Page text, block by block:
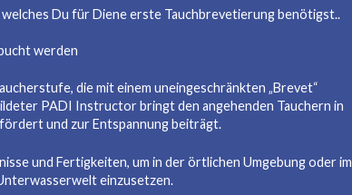
Du für Diene erste Tauchbrevetierung benötigst..
werden
die mit einem uneingeschränkten „Brevet“
PADI Instructor bringt den angehenden Tauchern in
fördert und zur Entspannung beiträgt.
und Fertigkeiten, um in der örtlichen Umgebung oder im
einzusetzen.